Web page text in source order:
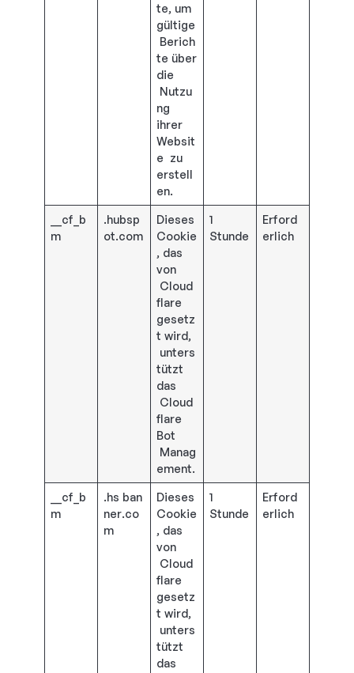
te, um
gültige
Berich
te über
die
Nutzu
ng
ihrer
Websit
e zu
erstell
en.
__cf_b
m
.hubsp
ot.com
Dieses
Cookie
, das
von
Cloud
flare
gesetz
t wird,
unters
tützt
das
Cloud
flare
Bot
Manag
ement.
1
Stunde
Erford
erlich
__cf_b
m
.hs ban
ner.co
m
Dieses
Cookie
, das
von
Cloud
flare
gesetz
t wird,
unters
tützt
das
1
Stunde
Erford
erlich